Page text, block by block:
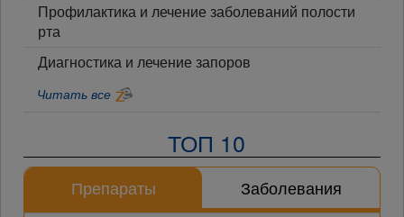
Профилактика и лечение заболеваний полости
рта
Диагностика и лечение запоров
Читать все
ТОП 10
Препараты Заболевания